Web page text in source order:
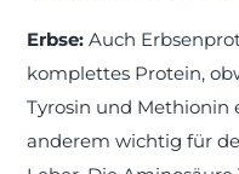
Erbse: Auch
komplettes Protein,
Tyrosin und Methionin
anderem wichtig für